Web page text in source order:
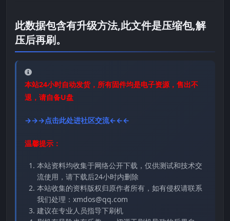
此数据包含有升级方法,此文件是压缩包,解
压后再刷。
本站24小时自动发货，所有固件均是电子资源，售出不
退，请自备U盘
→→→点击此处进社区交流←←←
温馨提示：
本站资料均收集于网络公开下载，仅供测试和技术交
流使用，请下载后24小时内删除
本站收集的资料版权归原作者所有，如有侵权请联系
我们处理：xmdos@qq.com
建议在专业人员指导下刷机